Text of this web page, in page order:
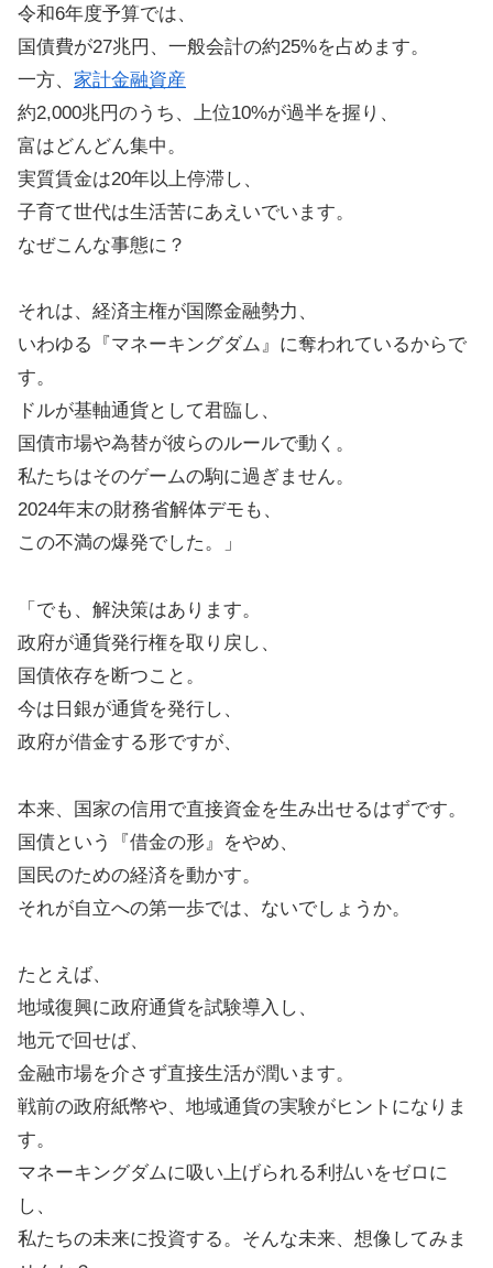
令和6年度予算では、
国債費が27兆円、一般会計の約25%を占めます。
一方、 家計金融資産
約2,000兆円のうち、上位10%が過半を握り、
富はどんどん集中。
実質賃金は20年以上停滞し、
子育て世代は生活苦にあえいでいます。
なぜこんな事態に？
それは、経済主権が国際金融勢力、
いわゆる『マネーキングダム』に奪われているからで
す。
ドルが基軸通貨として君臨し、
国債市場や為替が彼らのルールで動く。
私たちはそのゲームの駒に過ぎません。
2024年末の財務省解体デモも、
この不満の爆発でした。」
「でも、解決策はあります。
政府が通貨発行権を取り戻し、
国債依存を断つこと。
今は日銀が通貨を発行し、
政府が借金する形ですが、
本来、国家の信用で直接資金を生み出せるはずです。
国債という『借金の形』をやめ、
国民のための経済を動かす。
それが自立への第一歩では、ないでしょうか。
たとえば、
地域復興に政府通貨を試験導入し、
地元で回せば、
金融市場を介さず直接生活が潤います。
戦前の政府紙幣や、地域通貨の実験がヒントになりま
す。
マネーキングダムに吸い上げられる利払いをゼロに
し、
私たちの未来に投資する。そんな未来、想像してみま